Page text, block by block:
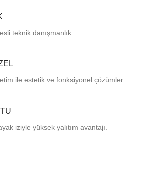
teknik danışmanlık.
ile estetik ve fonksiyonel çözümler.
iziyle yüksek yalıtım avantajı.